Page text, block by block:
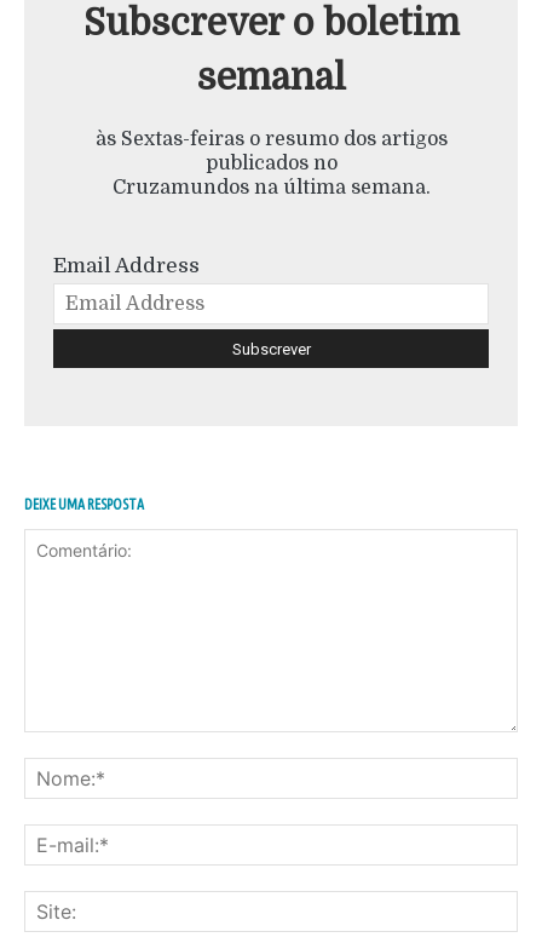
Subscrever o boletim
semanal
às Sextas-feiras o resumo dos artigos
publicados no
Cruzamundos na última semana.
Email Address
DEIXE UMA RESPOSTA